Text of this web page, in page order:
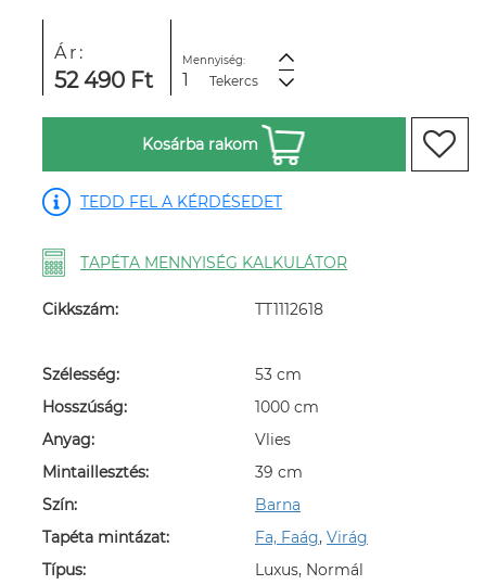
Ár:
52 490 Ft
Mennyiség:
Tekercs
Kosárba rakom
TEDD FEL A KÉRDÉSEDET
TAPÉTA MENNYISÉG KALKULÁTOR
Cikkszám: TT1112618
Szélesség:
53 cm
Hosszúság:
1000 cm
Anyag:
Vlies
Mintaillesztés:
39 cm
Szín:
Barna
Tapéta mintázat:
Fa, Faág, Virág
Típus:
Luxus, Normál